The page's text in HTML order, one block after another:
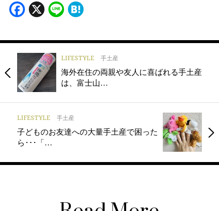
Facebook
X Line
LIFESTYLE 手土産
海外在住の両親や友人に喜ばれる手土産
は、富士山…
LIFESTYLE 手土産
子どものお友達への大量手土産で困った
ら･･･「…